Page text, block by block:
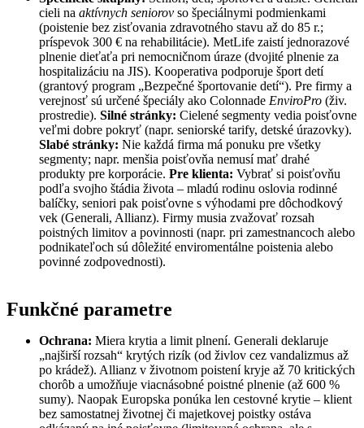
cieli na aktívnych seniorov so špeciálnymi podmienkami
(poistenie bez zisťovania zdravotného stavu až do 85 r.;
príspevok 300 € na rehabilitácie). MetLife zaistí jednorazové
plnenie dieťaťa pri nemocničnom úraze (dvojité plnenie za
hospitalizáciu na JIS). Kooperativa podporuje šport detí
(grantový program „Bezpečné športovanie detí“). Pre firmy a
verejnosť sú určené špeciály ako Colonnade EnviroPro (živ.
prostredie). Silné stránky: Cielené segmenty vedia poisťovne
veľmi dobre pokryť (napr. seniorské tarify, detské úrazovky).
Slabé stránky: Nie každá firma má ponuku pre všetky
segmenty; napr. menšia poisťovňa nemusí mať drahé
produkty pre korporácie. Pre klienta: Vybrať si poisťovňu
podľa svojho štádia života – mladú rodinu oslovia rodinné
balíčky, seniori pak poisťovne s výhodami pre dôchodkový
vek (Generali, Allianz). Firmy musia zvažovať rozsah
poistných limitov a povinnosti (napr. pri zamestnancoch alebo
podnikateľoch sú dôležité enviromentálne poistenia alebo
povinné zodpovednosti).
Funkčné parametre
Ochrana: Miera krytia a limit plnení. Generali deklaruje
„najširší rozsah“ krytých rizík (od živlov cez vandalizmus až
po krádež). Allianz v životnom poistení kryje až 70 kritických
chorôb a umožňuje viacnásobné poistné plnenie (až 600 %
sumy). Naopak Europska ponúka len cestovné krytie – klient
bez samostatnej životnej či majetkovej poistky ostáva